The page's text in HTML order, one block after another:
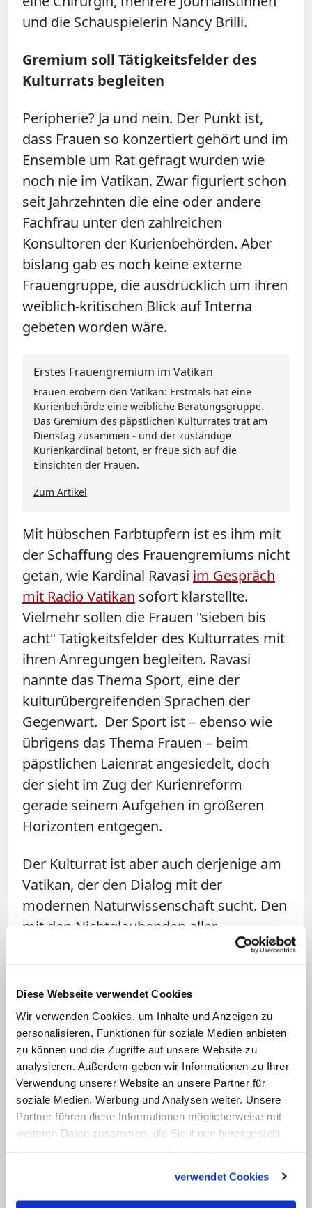
Diese Webseite verwendet Cookies
Wir verwenden Cookies, um Inhalte und Anzeigen zu
personalisieren, Funktionen für soziale Medien anbieten
zu können und die Zugriffe auf unsere Website zu
analysieren. Außerdem geben wir Informationen zu Ihrer
Verwendung unserer Website an unsere Partner für
soziale Medien, Werbung und Analysen weiter. Unsere
Partner führen diese Informationen möglicherweise mit
weiteren Daten zusammen, die Sie ihnen bereitgestellt
verwendet Cookies
und die Schauspielerin Nancy Brilli.
Gremium soll Tätigkeitsfelder des
Kulturrats begleiten
Peripherie? Ja und nein. Der Punkt ist,
dass Frauen so konzertiert gehört und im
Ensemble um Rat gefragt wurden wie
noch nie im Vatikan. Zwar figuriert schon
seit Jahrzehnten die eine oder andere
Fachfrau unter den zahlreichen
Konsultoren der Kurienbehörden. Aber
bislang gab es noch keine externe
Frauengruppe, die ausdrücklich um ihren
weiblich-kritischen Blick auf Interna
gebeten worden wäre.
Erstes Frauengremium im Vatikan
Frauen erobern den Vatikan: Erstmals hat eine
Kurienbehörde eine weibliche Beratungsgruppe.
Das Gremium des päpstlichen Kulturrates trat am
Dienstag zusammen - und der zuständige
Kurienkardinal betont, er freue sich auf die
Einsichten der Frauen.
Zum Artikel
Mit hübschen Farbtupfern ist es ihm mit
der Schaffung des Frauengremiums nicht
getan, wie Kardinal Ravasi im Gespräch
mit Radio Vatikan sofort klarstellte.
Vielmehr sollen die Frauen "sieben bis
acht" Tätigkeitsfelder des Kulturrates mit
ihren Anregungen begleiten. Ravasi
nannte das Thema Sport, eine der
kulturübergreifenden Sprachen der
Gegenwart. Der Sport ist – ebenso wie
übrigens das Thema Frauen – beim
päpstlichen Laienrat angesiedelt, doch
der sieht im Zug der Kurienreform
gerade seinem Aufgehen in größeren
Horizonten entgegen.
Der Kulturrat ist aber auch derjenige am
Vatikan, der den Dialog mit der
modernen Naturwissenschaft sucht. Den
mit den Nichtglaubenden aller
Provenienz ohnehin. Ravasi wünscht sich,
und die Performance des Kulturrates
darin begutachten. Darüber hinaus sollen
sie dem Rat komplett neue Themenfelder
vorschlagen: "Wege, die wir Männer hier
noch nie gegangen sind", bekennt Ravasi.
Der Kulturrat bestehe ja nur aus
Männern,Frauen erledigten hier bloß
Verwaltungsarbeiten.
Frauenrat soll internationaler und